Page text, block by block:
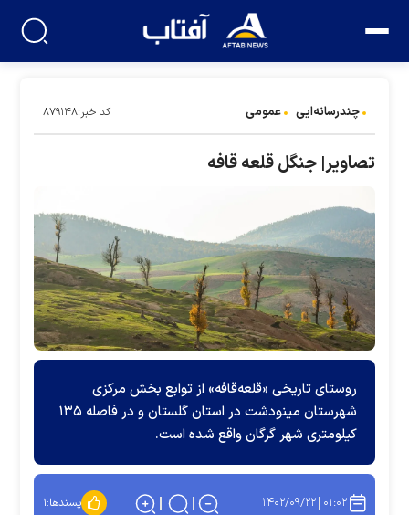
چندرسانه‌ایی عمومی کد خبر:۸۷۹۱۴۸
تصاویر| جنگل قلعه قافه
روستای تاریخی «قلعه‌قافه» از توابع بخش مرکزی
شهرستان مینودشت در استان گلستان و در فاصله ۱۳۵
کیلومتری شهر گرگان واقع شده است.
۰۱:۰۲ ۱۴۰۲/۰۹/۲۲ پسندها:۱